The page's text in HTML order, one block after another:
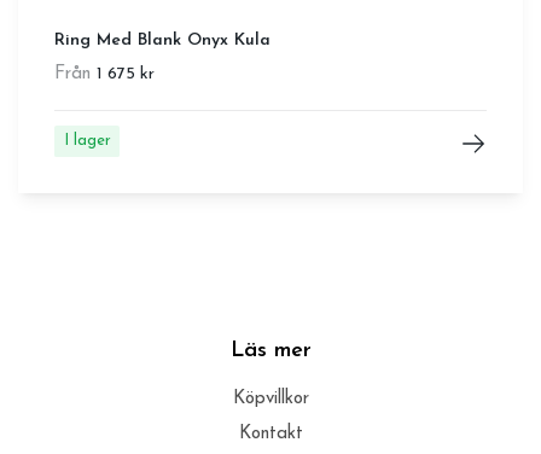
Ring Med Blank Onyx Kula
Från 1 675 kr
I lager
Läs mer
Köpvillkor
Kontakt